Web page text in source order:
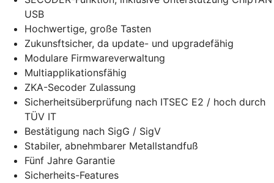
USB
Hochwertige, große Tasten
Zukunsftsicher, da update- und upgradefähig
Modulare Firmwareverwaltung
Multiapplikationsfähig
ZKA-Secoder Zulassung
Sicherheitsüberprüfung nach ITSEC E2 / hoch durch
TÜV IT
Bestätigung nach SigG / SigV
Stabiler, abnehmbarer Metallstandfuß
Fünf Jahre Garantie
Sicherheits-Features